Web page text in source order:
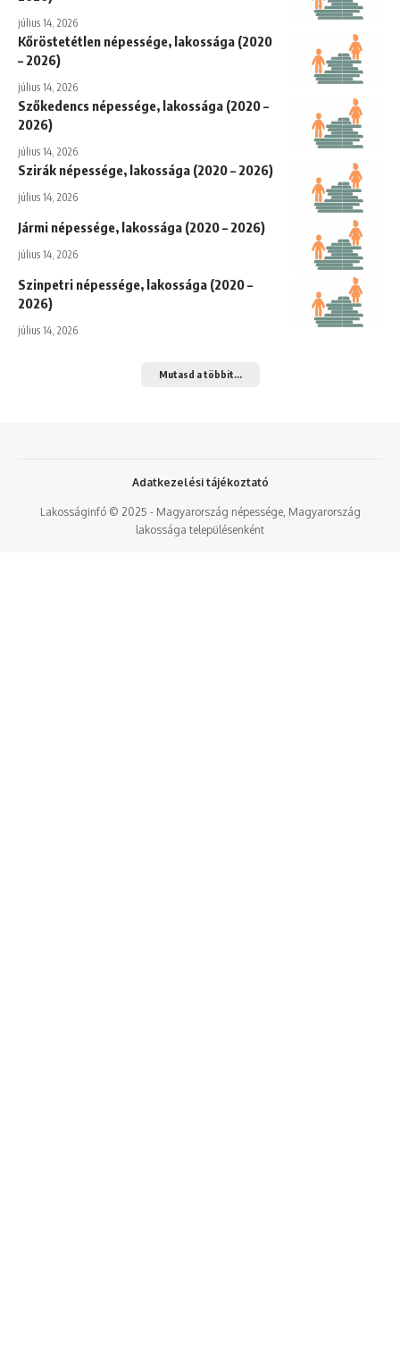
július 14, 2026
Kőröstetétlen népessége, lakossága (2020
– 2026)
július 14, 2026
Szőkedencs népessége, lakossága (2020 –
2026)
július 14, 2026
Szirák népessége, lakossága (2020 – 2026)
július 14, 2026
Jármi népessége, lakossága (2020 – 2026)
július 14, 2026
Szinpetri népessége, lakossága (2020 –
2026)
július 14, 2026
Mutasd a többit...
Lakosságinfó © 2025 - Magyarország népessége, Magyarország
lakossága településenként
Adatkezelési tájékoztató